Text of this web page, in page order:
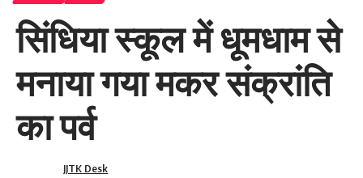
सिंधिया स्कूल में धूमधाम से
मनाया गया मकर संक्रांति
का पर्व
JJTK Desk